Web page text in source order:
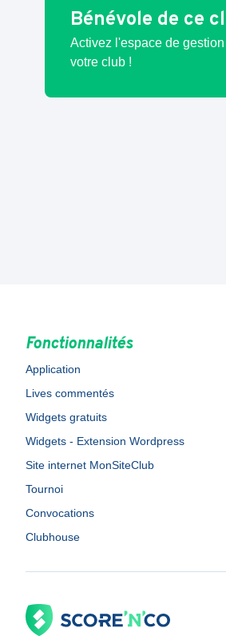
Bénévole de ce
Activez l'espace de
votre club !
Fonctionnalités
Application
Lives commentés
Widgets gratuits
Widgets - Extension Wordpress
Site internet MonSiteClub
Tournoi
Convocations
Clubhouse